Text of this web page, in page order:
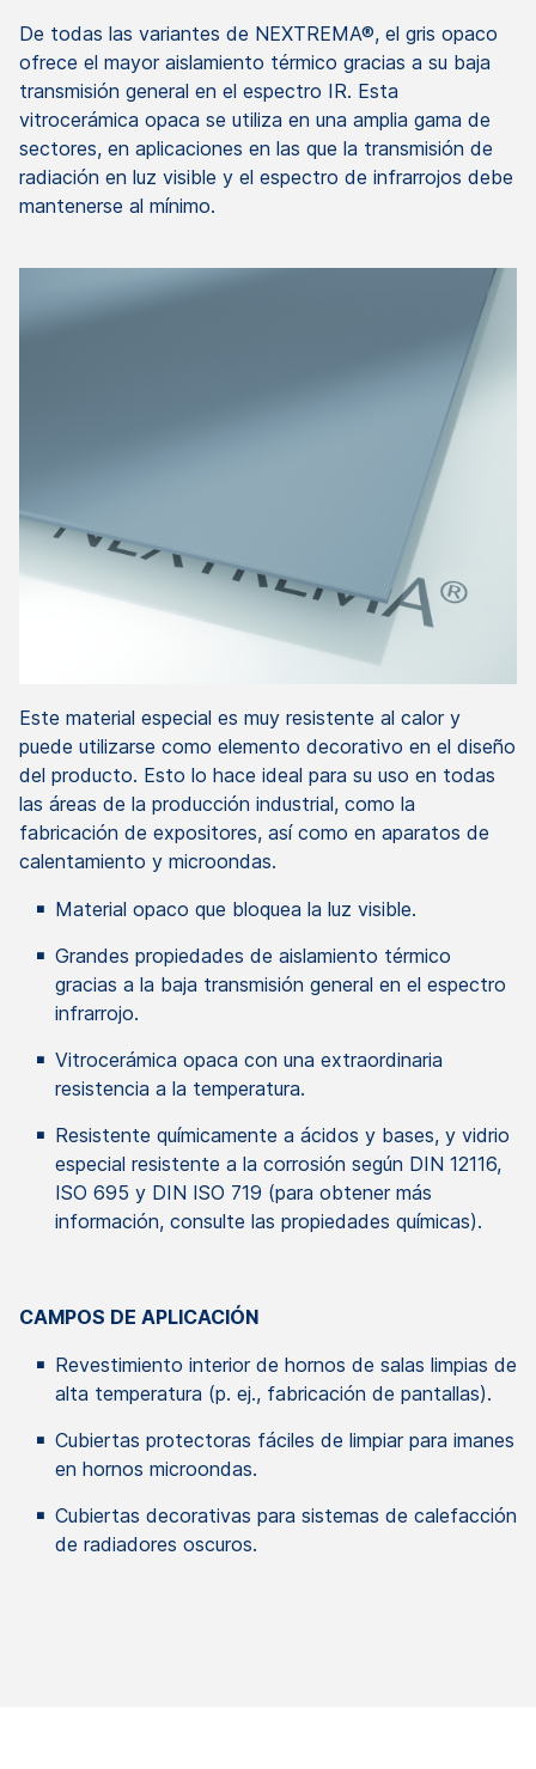
De todas las variantes de NEXTREMA®, el gris opaco
ofrece el mayor aislamiento térmico gracias a su baja
transmisión general en el espectro IR. Esta
vitrocerámica opaca se utiliza en una amplia gama de
sectores, en aplicaciones en las que la transmisión de
radiación en luz visible y el espectro de infrarrojos debe
mantenerse al mínimo.
Este material especial es muy resistente al calor y
puede utilizarse como elemento decorativo en el diseño
del producto. Esto lo hace ideal para su uso en todas
las áreas de la producción industrial, como la
fabricación de expositores, así como en aparatos de
calentamiento y microondas.
Material opaco que bloquea la luz visible.
Grandes propiedades de aislamiento térmico
gracias a la baja transmisión general en el espectro
infrarrojo.
Vitrocerámica opaca con una extraordinaria
resistencia a la temperatura.
Resistente químicamente a ácidos y bases, y vidrio
especial resistente a la corrosión según DIN 12116,
ISO 695 y DIN ISO 719 (para obtener más
información, consulte las propiedades químicas).
CAMPOS DE APLICACIÓN
Revestimiento interior de hornos de salas limpias de
alta temperatura (p. ej., fabricación de pantallas).
Cubiertas protectoras fáciles de limpiar para imanes
en hornos microondas.
Cubiertas decorativas para sistemas de calefacción
de radiadores oscuros.